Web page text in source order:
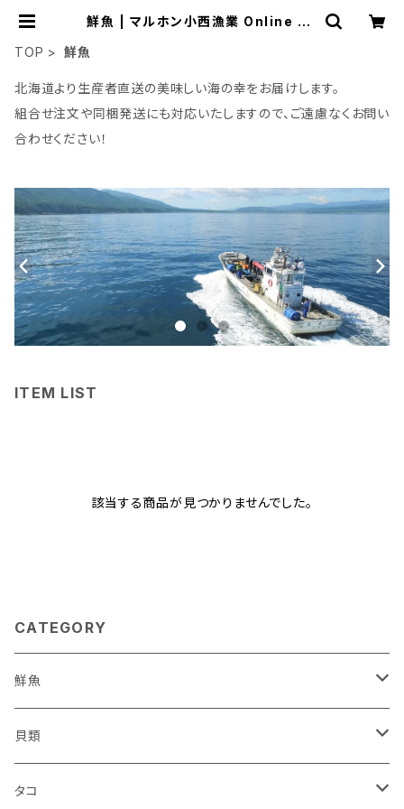
鮮魚 | マルホン小西漁業 Online Sh
TOP
鮮魚
北海道より生産者直送の美味しい海の幸をお届けします。
組合せ注文や同梱発送にも対応いたしますので、ご遠慮なくお問い
合わせください！
ITEM LIST
該当する商品が見つかりませんでした。
CATEGORY
鮮魚
鮮魚セット
サケ
貝類
ホタテ
タコ